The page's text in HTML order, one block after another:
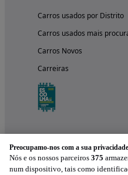
Carros usados por Distrito
Carros usados mais
Carros Novos
Carreiras
Preocupamo-nos com a sua privacidade
Nós e os nossos parceiros 375
num dispositivo, tais como